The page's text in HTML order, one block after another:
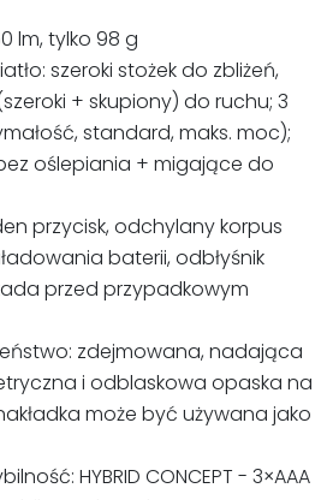
lm, tylko 98 g
szeroki stożek do zbliżeń,
+ skupiony) do ruchu; 3
standard, maks. moc);
oślepiania + migające do
przycisk, odchylany korpus
baterii, odbłyśnik
przed przypadkowym
zdejmowana, nadająca
i odblaskowa opaska na
może być używana jako
HYBRID CONCEPT - 3×AAA